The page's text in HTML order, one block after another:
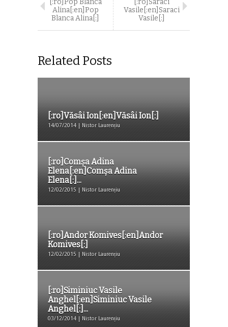
Alina[:en]Pop
Blanca Alina[:]
Vasile[:en]Saraci
Vasile[:]
Related Posts
[:ro]Văsâi Ion[:en]Văsâi Ion[:]
14/07/2014 | Nistor Laurențiu
[:ro]Comşa Adina
Elena[:en]Comşa Adina
Elena[:]...
12/02/2015 | Nistor Laurențiu
[:ro]Andor Komives[:en]Andor
Komives[:]
12/02/2015 | Nistor Laurențiu
[:ro]Siminiuc Vasile
Anghel[:en]Siminiuc Vasile
Anghel[:]...
03/12/2014 | Nistor Laurențiu